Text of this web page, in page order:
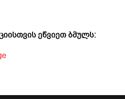
ეწვიეთ ბმულს: